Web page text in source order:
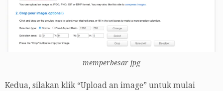
memperbesar jpg
Kedua, silakan klik “Upload an image” untuk mulai